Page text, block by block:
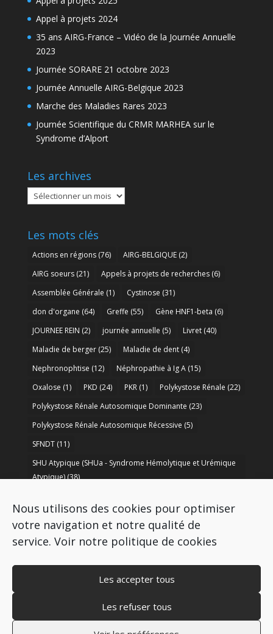
Nous utilisons des cookies pour optimiser
votre navigation et notre qualité de
service. Voir notre politique de cookies
Les accepter tous
Les refuser tous
Appel à projets 2024
35 ans AIRG-France – Vidéo de la Journée Annuelle
2023
Journée SORARE 21 octobre 2023
Journée Annuelle AIRG-Belgique 2023
Marche des Maladies Rares 2023
Journée Scientifique du CRMR MARHEA sur le
Syndrome d’Alport
Les archives
Les
archives
Les mots clés
Actions en régions(76) AIRG-BELGIQUE(2)
AIRG soeurs(21) Appels à projets de recherches(6)
Assemblée Générale (1) Cystinose (31)
don d'organe (64) Greffe (55) Gène HNF1-beta (6)
JOURNEE REIN (2) journée annuelle (5) Livret(40)
Maladie de berger(25) Maladie de dent(4)
Nephronophtise (12) Néphropathie à Ig A(15)
Oxalose (1) PKD (24) PKR(1) Polykystose Rénale (22)
Polykystose Rénale Autosomique Dominante (23)
Polykystose Rénale Autosomique Récessive (5)
SFNDT(11)
SHU Atypique (SHUa - Syndrome Hémolytique et Urémique
Atypique)(38)
Syndrome de Bartter(8) Syndrome d’Alport(37)
Copyright © 2009-2026 AIRG - FRANCE